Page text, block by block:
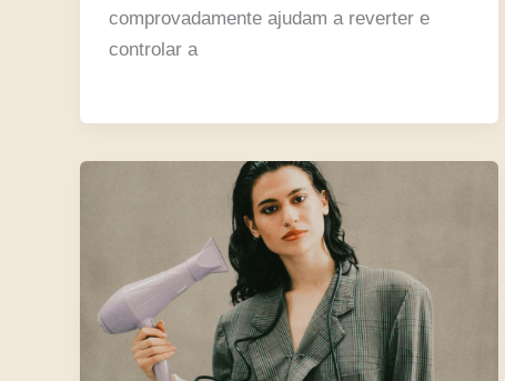
comprovadamente ajudam a reverter e
controlar a